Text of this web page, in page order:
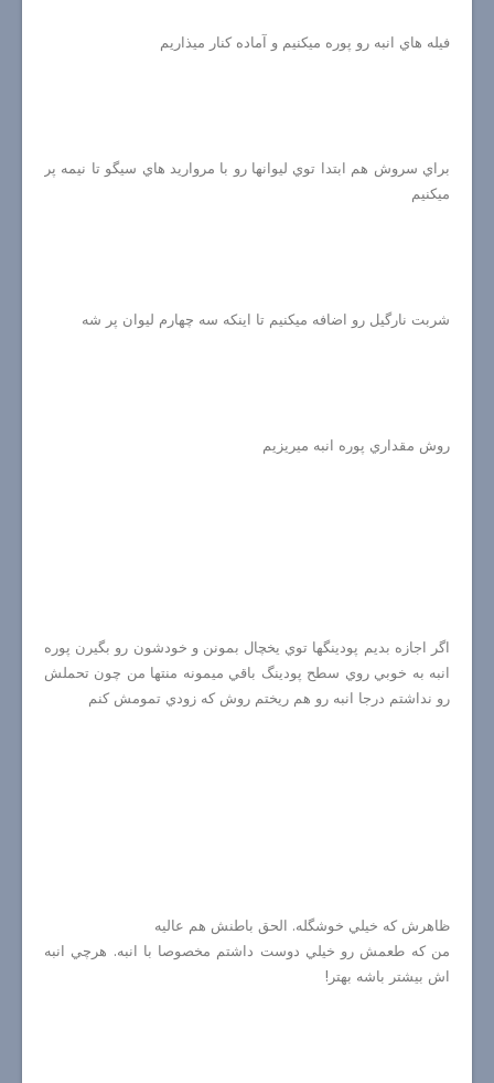
فيله هاي انبه رو پوره ميكنيم و آماده كنار ميذاريم
براي سروش هم ابتدا توي ليوانها رو با مرواريد هاي سيگو تا نيمه پر
ميكنيم
شربت نارگيل رو اضافه ميكنيم تا اينكه سه چهارم ليوان پر شه
روش مقداري پوره انبه ميريزيم
اگر اجازه بديم پودينگها توي يخچال بمونن و خودشون رو بگيرن پوره
انبه به خوبي روي سطح پودينگ باقي ميمونه منتها من چون تحملش
رو نداشتم درجا انبه رو هم ريختم روش كه زودي تمومش كنم
ظاهرش كه خيلي خوشگله. الحق باطنش هم عاليه
من كه طعمش رو خيلي دوست داشتم مخصوصا با انبه. هرچي انبه
اش بيشتر باشه بهتر!